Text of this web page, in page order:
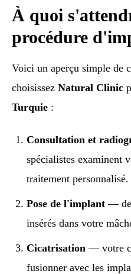
À quoi
procédure
Voici un aperçu simple de
choisissez Natural Clinic
Turquie :
Consultation et
spécialistes examinent
traitement personnalisé.
Pose de l'implant —
insérés dans votre
Cicatrisation— votre
fusionner avec les